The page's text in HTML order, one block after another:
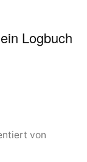
Logbuch
von